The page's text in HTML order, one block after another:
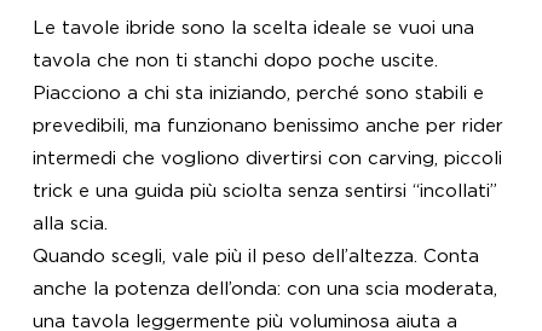
Le tavole ibride sono la scelta ideale se vuoi una
tavola che non ti stanchi dopo poche uscite.
Piacciono a chi sta iniziando, perché sono stabili e
prevedibili, ma funzionano benissimo anche per rider
intermedi che vogliono divertirsi con carving, piccoli
trick e una guida più sciolta senza sentirsi “incollati”
alla scia.
Quando scegli, vale più il peso dell’altezza. Conta
anche la potenza dell’onda: con una scia moderata,
una tavola leggermente più voluminosa aiuta a